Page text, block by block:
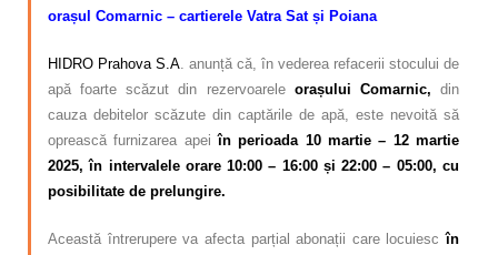
orașul Comarnic – cartierele Vatra Sat și Poiana
HIDRO Prahova S.A. anunță că, în vederea refacerii stocului de
apă foarte scăzut din rezervoarele orașului Comarnic,
din
cauza debitelor scăzute din captările de apă, este nevoită să
oprească furnizarea apeiîn perioada 10 martie – 12 martie
2025, în intervalele orare 10:00 – 16:00 și 22:00 – 05:00, cu
posibilitate de prelungire.
Această întrerupere va afecta parțial abonații care locuiescîn